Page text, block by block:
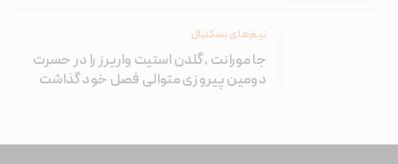
تیم‌های بسکتبال
جا مورانت ، گلدن استیت واریرز را در حسرت
دومین پیروزی متوالی فصل خود گذاشت